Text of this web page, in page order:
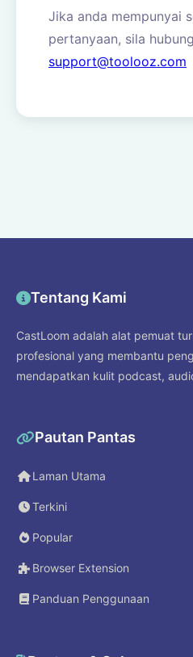
Jika anda mempunyai
pertanyaan, sila
support@toolooz.com
Tentang Kami
CastLoom adalah alat pemuat
profesional yang membantu
mendapatkan kulit podcast,
Pautan Pantas
Laman Utama
Terkini
Popular
Browser Extension
Panduan Penggunaan